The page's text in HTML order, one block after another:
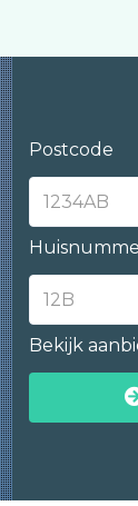
Postcode
Bekijk